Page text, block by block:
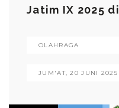
Jatim IX 2025
OLAHRAGA
JUM'AT, 20 JUNI